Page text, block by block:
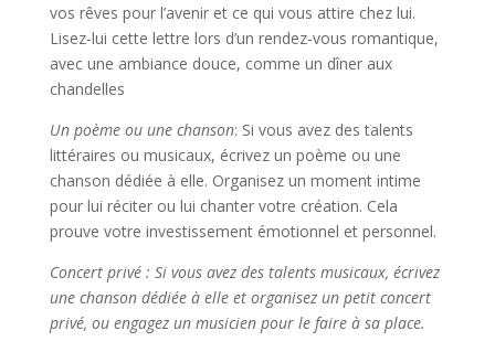
vos rêves pour l’avenir et ce qui vous attire chez lui.
Lisez-lui cette lettre lors d’un rendez-vous romantique,
avec une ambiance douce, comme un dîner aux
chandelles
Un poème ou une chanson: Si vous avez des talents
littéraires ou musicaux, écrivez un poème ou une
chanson dédiée à elle. Organisez un moment intime
pour lui réciter ou lui chanter votre création. Cela
prouve votre investissement émotionnel et personnel.
Concert privé : Si vous avez des talents musicaux, écrivez
une chanson dédiée à elle et organisez un petit concert
privé, ou engagez un musicien pour le faire à sa place.